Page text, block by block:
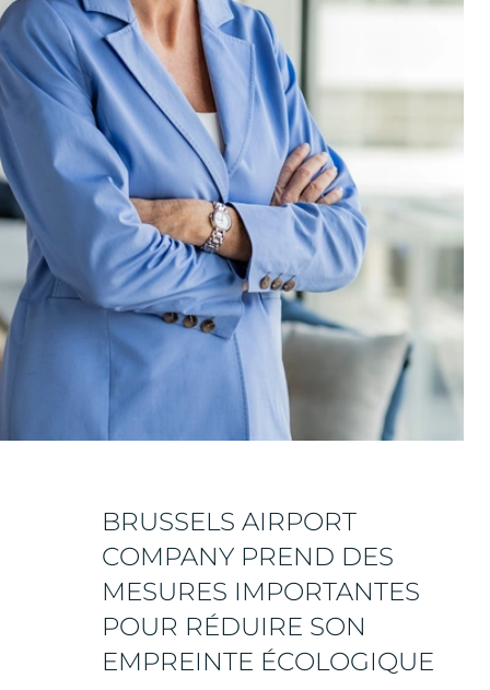
BRUSSELS AIRPORT
COMPANY PREND DES
MESURES IMPORTANTES
POUR RÉDUIRE SON
EMPREINTE ÉCOLOGIQUE